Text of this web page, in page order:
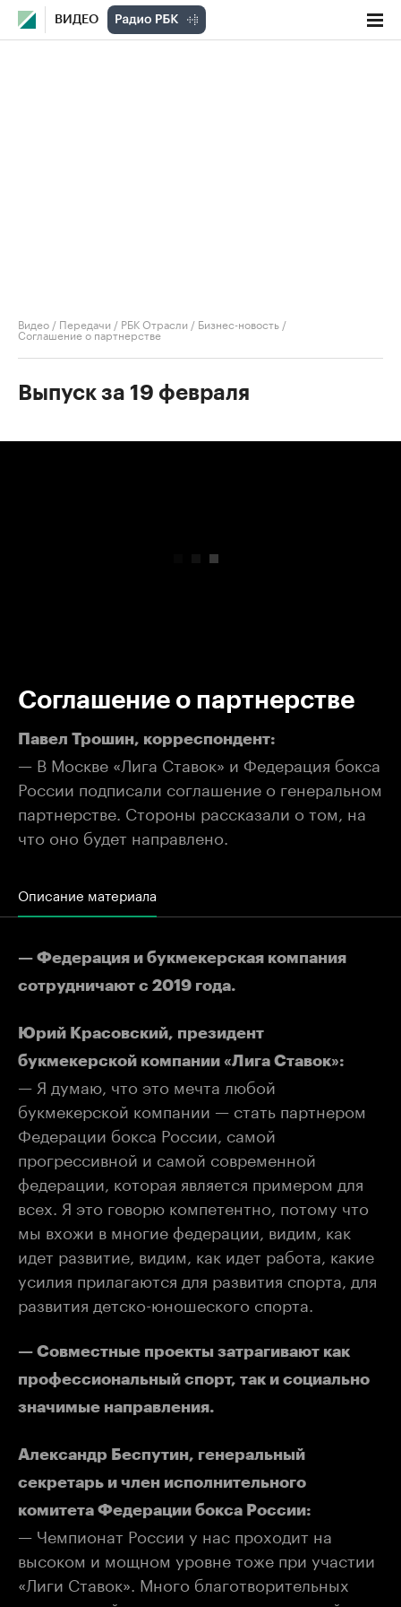
ВИДЕО
Видео / Передачи / РБК Отрасли / Бизнес-новость /
Соглашение о партнерстве
Выпуск за 19 февраля
Соглашение о партнерстве
Павел Трошин, корреспондент:
— В Москве «Лига Ставок» и Федерация бокса
России подписали соглашение о генеральном
партнерстве. Стороны рассказали о том, на
что оно будет направлено.
Описание материала
— Федерация и букмекерская компания
сотрудничают с 2019 года.
Юрий Красовский, президент
букмекерской компании «Лига Ставок»:
— Я думаю, что это мечта любой
букмекерской компании — стать партнером
Федерации бокса России, самой
прогрессивной и самой современной
федерации, которая является примером для
всех. Я это говорю компетентно, потому что
мы вхожи в многие федерации, видим, как
идет развитие, видим, как идет работа, какие
усилия прилагаются для развития спорта, для
развития детско-юношеского спорта.
— Совместные проекты затрагивают как
профессиональный спорт, так и социально
значимые направления.
Александр Беспутин, генеральный
секретарь и член исполнительного
комитета Федерации бокса России:
— Чемпионат России у нас проходит на
высоком и мощном уровне тоже при участии
«Лиги Ставок». Много благотворительных